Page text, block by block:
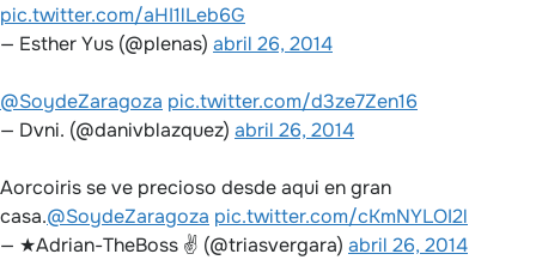
pic.twitter.com/aHI1lLeb6G
— Esther Yus (@plenas) abril 26, 2014
@SoydeZaragoza pic.twitter.com/d3ze7Zen16
— Dvni. (@danivblazquez) abril 26, 2014
Aorcoiris se ve precioso desde aqui en gran
casa.@SoydeZaragoza pic.twitter.com/cKmNYLOI2l
— ★Adrian-TheBoss ✌️ (@triasvergara) abril 26, 2014